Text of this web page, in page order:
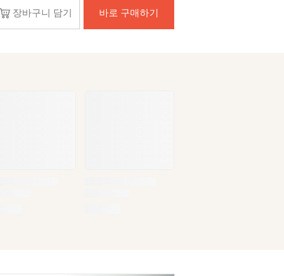
장바구니 담기 바로 구매하기